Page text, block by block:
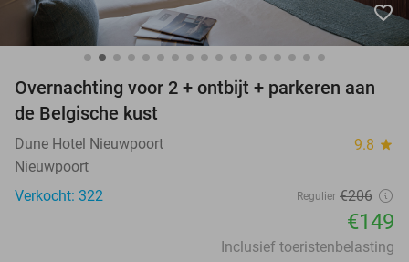
favorite_border
Overnachting voor 2 + ontbijt + parkeren aan
de Belgische kust
Dune Hotel Nieuwpoort 9.8 star
Nieuwpoort
Verkocht: 322
Regulier €206
€149
Inclusief toeristenbelasting